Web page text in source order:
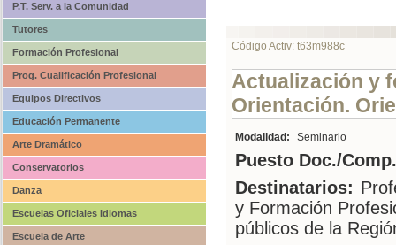
P.T. Serv. a la Comunidad
Tutores
Formación Profesional
Prog. Cualificación Profesional
Equipos Directivos
Educación Permanente
Arte Dramático
Conservatorios
Danza
Escuelas Oficiales Idiomas
Escuela de Arte
Código Activ: t63m988c
Actualización y
Orientación.
Modalidad: Seminario
Puesto Doc./
Destinatarios:
y Formación
públicos de la